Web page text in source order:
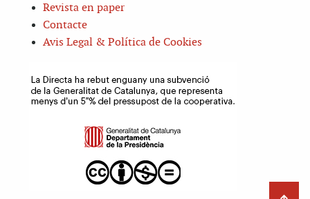
Revista en paper
Contacte
Avis Legal & Política de Cookies